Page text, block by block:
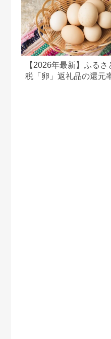
【2026年最新】ふるさ
税「卵」返礼品の還元